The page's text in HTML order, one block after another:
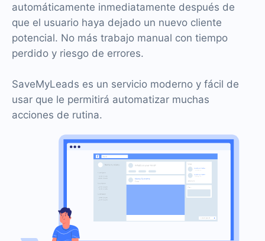
automáticamente inmediatamente después de
que el usuario haya dejado un nuevo cliente
potencial. No más trabajo manual con tiempo
perdido y riesgo de errores.
SaveMyLeads es un servicio moderno y fácil de
usar que le permitirá automatizar muchas
acciones de rutina.